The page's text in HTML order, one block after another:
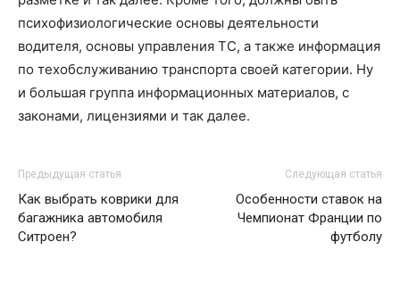
психофизиологические основы деятельности
водителя, основы управления ТС, а также информация
по техобслуживанию транспорта своей категории. Ну
и большая группа информационных материалов, с
законами, лицензиями и так далее.
Предыдущая статья
Как выбрать коврики для
багажника автомобиля
Ситроен?
Следующая статья
Особенности ставок на
Чемпионат Франции по
футболу